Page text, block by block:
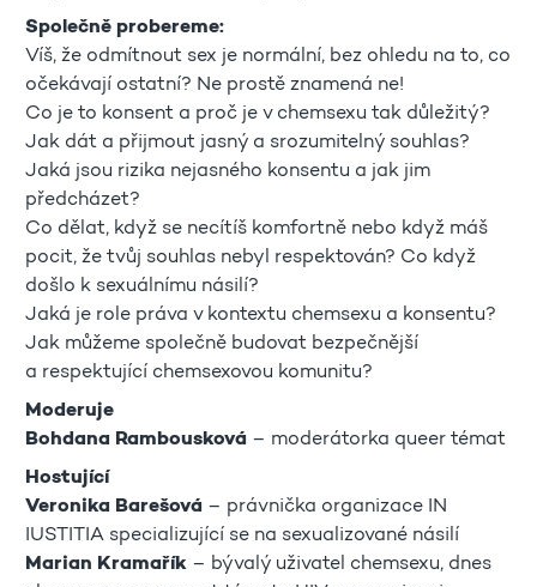
Společně probereme:
Víš, že odmítnout sex je normální, bez ohledu na to, co
očekávají ostatní? Ne prostě znamená ne!
Co je to konsent a proč je v chemsexu tak důležitý?
Jak dát a přijmout jasný a srozumitelný souhlas?
Jaká jsou rizika nejasného konsentu a jak jim
předcházet?
Co dělat, když se necítíš komfortně nebo když máš
pocit, že tvůj souhlas nebyl respektován? Co když
došlo k sexuálnímu násilí?
Jaká je role práva v kontextu chemsexu a konsentu?
Jak můžeme společně budovat bezpečnější
a respektující chemsexovou komunitu?
Moderuje
Bohdana Rambousková – moderátorka queer témat
Hostující
Veronika Barešová – právnička organizace IN
IUSTITIA specializující se na sexualizované násilí
Marian Kramařík – bývalý uživatel chemsexu, dnes